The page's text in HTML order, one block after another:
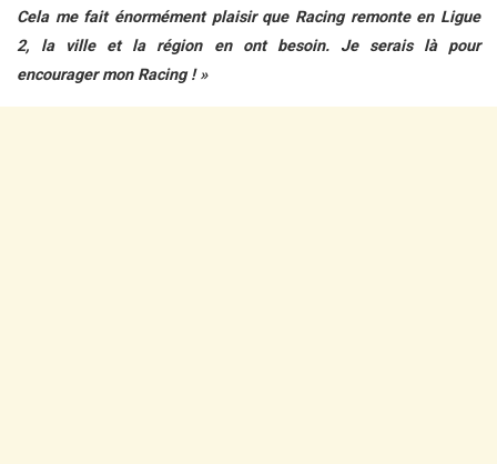
Cela me fait énormément plaisir que Racing remonte en Ligue
2, la ville et la région en ont besoin. Je serais là pour
encourager mon Racing ! »